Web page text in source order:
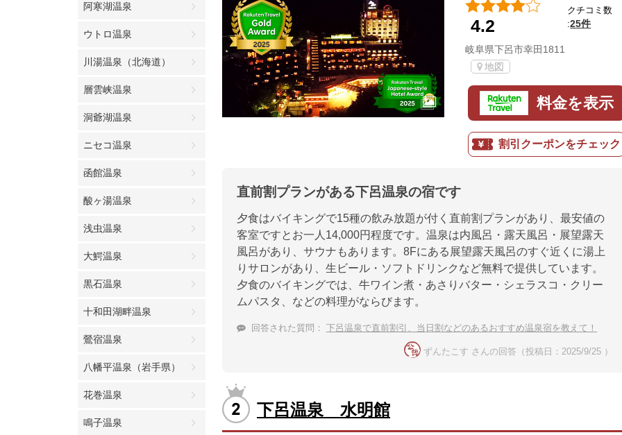
阿寒湖温泉
ウトロ温泉
川湯温泉（北海道）
層雲峡温泉
洞爺湖温泉
ニセコ温泉
函館温泉
酸ヶ湯温泉
浅虫温泉
大鰐温泉
黒石温泉
十和田湖畔温泉
鶯宿温泉
八幡平温泉（岩手県）
花巻温泉
鳴子温泉
4.2
クチコミ数
:25件
岐阜県下呂市幸田1811
地図
料金を表示
割引クーポンをチェック
直前割プランがある下呂温泉の宿です
夕食はバイキングで15種の飲み放題が付く直前割プランがあり、最安値の
客室ですとお一人14,000円程度です。温泉は内風呂・露天風呂・展望露天
風呂があり、サウナもあります。8Fにある展望露天風呂のすぐ近くに湯上
りサロンがあり、生ビール・ソフトドリンクなど無料で提供しています。
夕食のバイキングでは、牛ワイン煮・あさりバター・シェラスコ・クリー
ムパスタ、などの料理がならびます。
回答された質問： 下呂温泉で直前割引、当日割などのあるおすすめ温泉宿を教えて！
ずんたこす さんの回答（投稿日：2025/9/25 ）
下呂温泉 水明館